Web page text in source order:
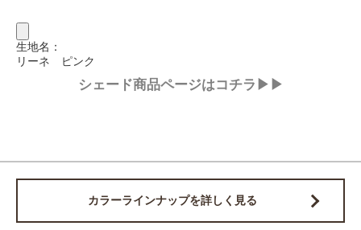
生地名：
リーネ ピンク
シェード商品ページはコチラ▶▶
カラーラインナップを詳しく見る